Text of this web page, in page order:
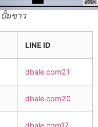
มขาว
LINE ID
dbale.com21
dbale.com20
dbale.com17